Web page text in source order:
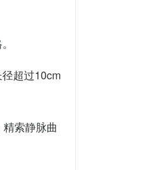
超过10cm
索静脉曲